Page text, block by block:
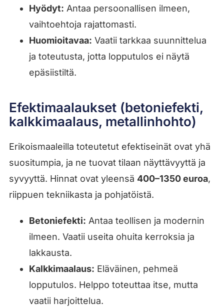
Hyödyt: Antaa persoonallisen ilmeen,
vaihtoehtoja rajattomasti.
Huomioitavaa: Vaatii tarkkaa suunnittelua
ja toteutusta, jotta lopputulos ei näytä
epäsiistiltä.
Efektimaalaukset (betoniefekti,
kalkkimaalaus, metallinhohto)
Erikoismaaleilla toteutetut efektiseinät ovat yhä
suositumpia, ja ne tuovat tilaan näyttävyyttä ja
syvyyttä. Hinnat ovat yleensä 400–1350 euroa,
riippuen tekniikasta ja pohjatöistä.
Betoniefekti: Antaa teollisen ja modernin
ilmeen. Vaatii useita ohuita kerroksia ja
lakkausta.
Kalkkimaalaus: Eläväinen, pehmeä
lopputulos. Helppo toteuttaa itse, mutta
vaatii harjoittelua.